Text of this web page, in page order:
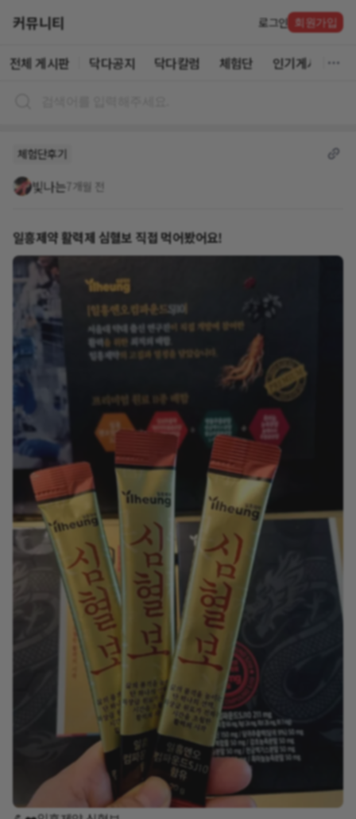
커뮤니티 로그인 회원가입
전체 게시판 닥다공지 닥다칼럼 체험단 인기게시글
체험단후기
빛나는 7개월 전
일흥제약 활력제 심혈보 직접 먹어봤어요!